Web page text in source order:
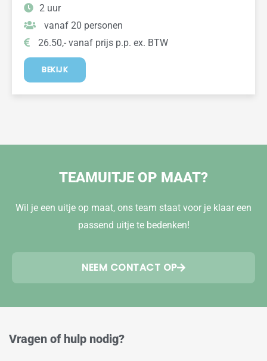
2 uur
vanaf 20 personen
26.50,- vanaf prijs p.p. ex. BTW
BEKIJK
TEAMUITJE OP MAAT?
Wil je een uitje op maat, ons team staat voor je klaar een
passend uitje te bedenken!
NEEM CONTACT OP
Vragen of hulp nodig?